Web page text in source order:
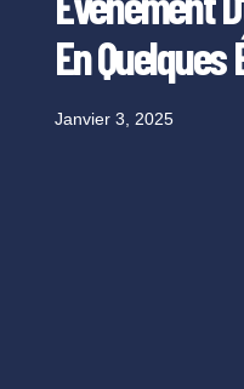
En
Janvier 3, 2025